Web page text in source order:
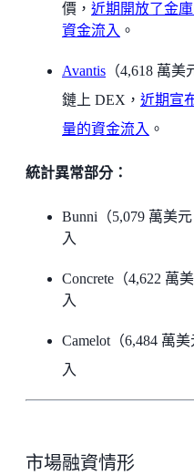
價， 近期開放了金
資金流入 。
Avantis （4,618 萬
鏈上 DEX， 近期宣
量的資金流入 。
統計異常部分：
Bunni（5,079 萬美
入
Concrete（4,622 萬
入
Camelot（6,484 萬
入
市場融資情形